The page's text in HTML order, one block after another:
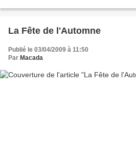
La Fête de l'Automne
Publié le 03/04/2009 à 11:50
Par Macada